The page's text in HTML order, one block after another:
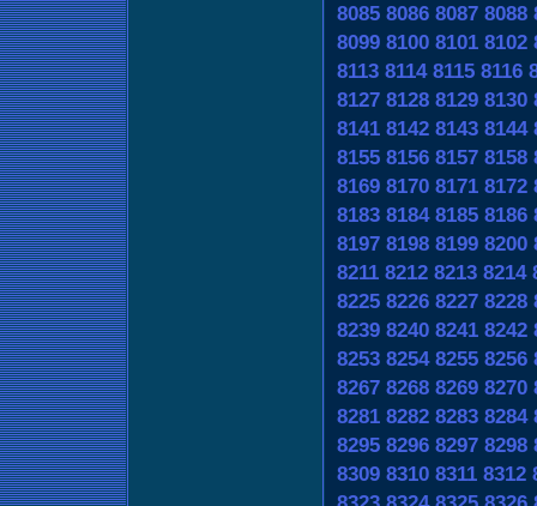
8085 8086 8087 8088
8099 8100 8101 8102
8113 8114 8115 8116
8127 8128 8129 8130
8141 8142 8143 8144
8155 8156 8157 8158
8169 8170 8171 8172
8183 8184 8185 8186
8197 8198 8199 8200
8211 8212 8213 8214
8225 8226 8227 8228
8239 8240 8241 8242
8253 8254 8255 8256
8267 8268 8269 8270
8281 8282 8283 8284
8295 8296 8297 8298
8309 8310 8311 8312